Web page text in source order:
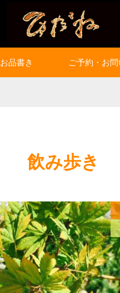
お品書き ご予約・お
飲み歩き